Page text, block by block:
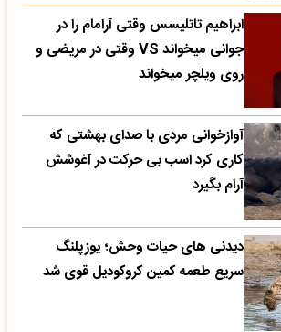
ابراهیم تاتلیسس وقتی آرامام را در
جوانی میخواند VS وقتی در مریضی و
روی ویلچر میخواند
آوازخوانی مردی با صدای بهشتی که
کاری کرد اسب بی حرکت در آغوشش
آرام بگیرد
دیدنی های حیات وحش؛ یوزپلنگ
سریع طعمه کمین کروکودیل قوی شد